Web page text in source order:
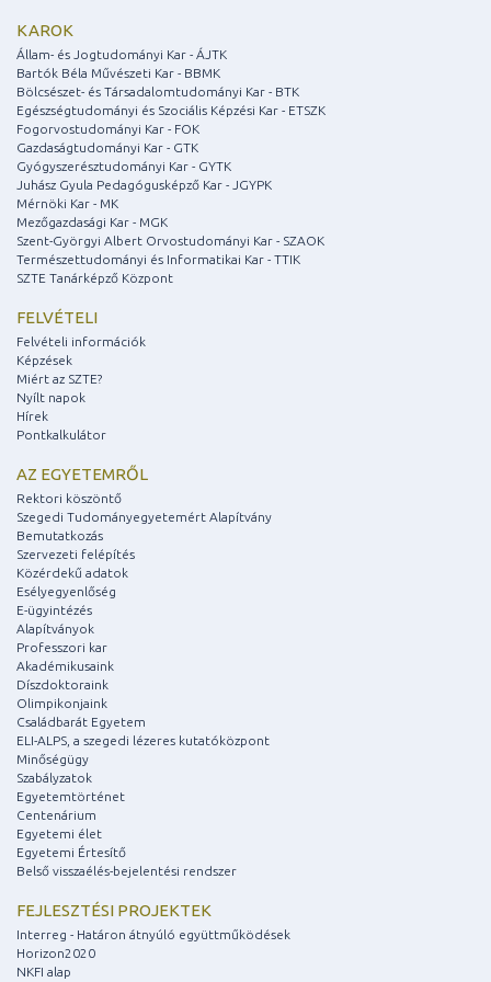
KAROK
Állam- és Jogtudományi Kar - ÁJTK
Bartók Béla Művészeti Kar - BBMK
Bölcsészet- és Társadalomtudományi Kar - BTK
Egészségtudományi és Szociális Képzési Kar - ETSZK
Fogorvostudományi Kar - FOK
Gazdaságtudományi Kar - GTK
Gyógyszerésztudományi Kar - GYTK
Juhász Gyula Pedagógusképző Kar - JGYPK
Mérnöki Kar - MK
Mezőgazdasági Kar - MGK
Szent-Györgyi Albert Orvostudományi Kar - SZAOK
Természettudományi és Informatikai Kar - TTIK
SZTE Tanárképző Központ
FELVÉTELI
Felvételi információk
Képzések
Miért az SZTE?
Nyílt napok
Hírek
Pontkalkulátor
AZ EGYETEMRŐL
Rektori köszöntő
Szegedi Tudományegyetemért Alapítvány
Bemutatkozás
Szervezeti felépítés
Közérdekű adatok
Esélyegyenlőség
E-ügyintézés
Alapítványok
Professzori kar
Akadémikusaink
Díszdoktoraink
Olimpikonjaink
Családbarát Egyetem
ELI-ALPS, a szegedi lézeres kutatóközpont
Minőségügy
Szabályzatok
Egyetemtörténet
Centenárium
Egyetemi élet
Egyetemi Értesítő
Belső visszaélés-bejelentési rendszer
FEJLESZTÉSI PROJEKTEK
Interreg - Határon átnyúló együttműködések
Horizon2020
NKFI alap